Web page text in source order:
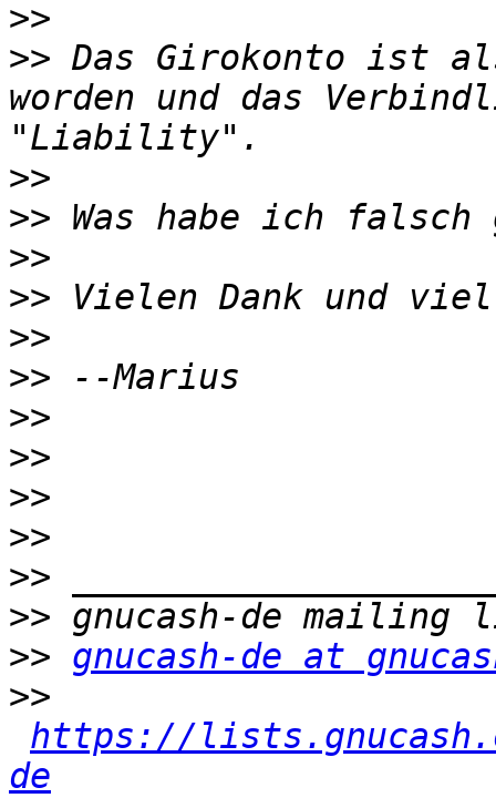
>>
>> Das Girokonto ist
worden und das
>>
>>
>>
>>
>>
>>
>>
>>
>>
>>
>>
>>
>> gnucash-de at
>>
https://
de